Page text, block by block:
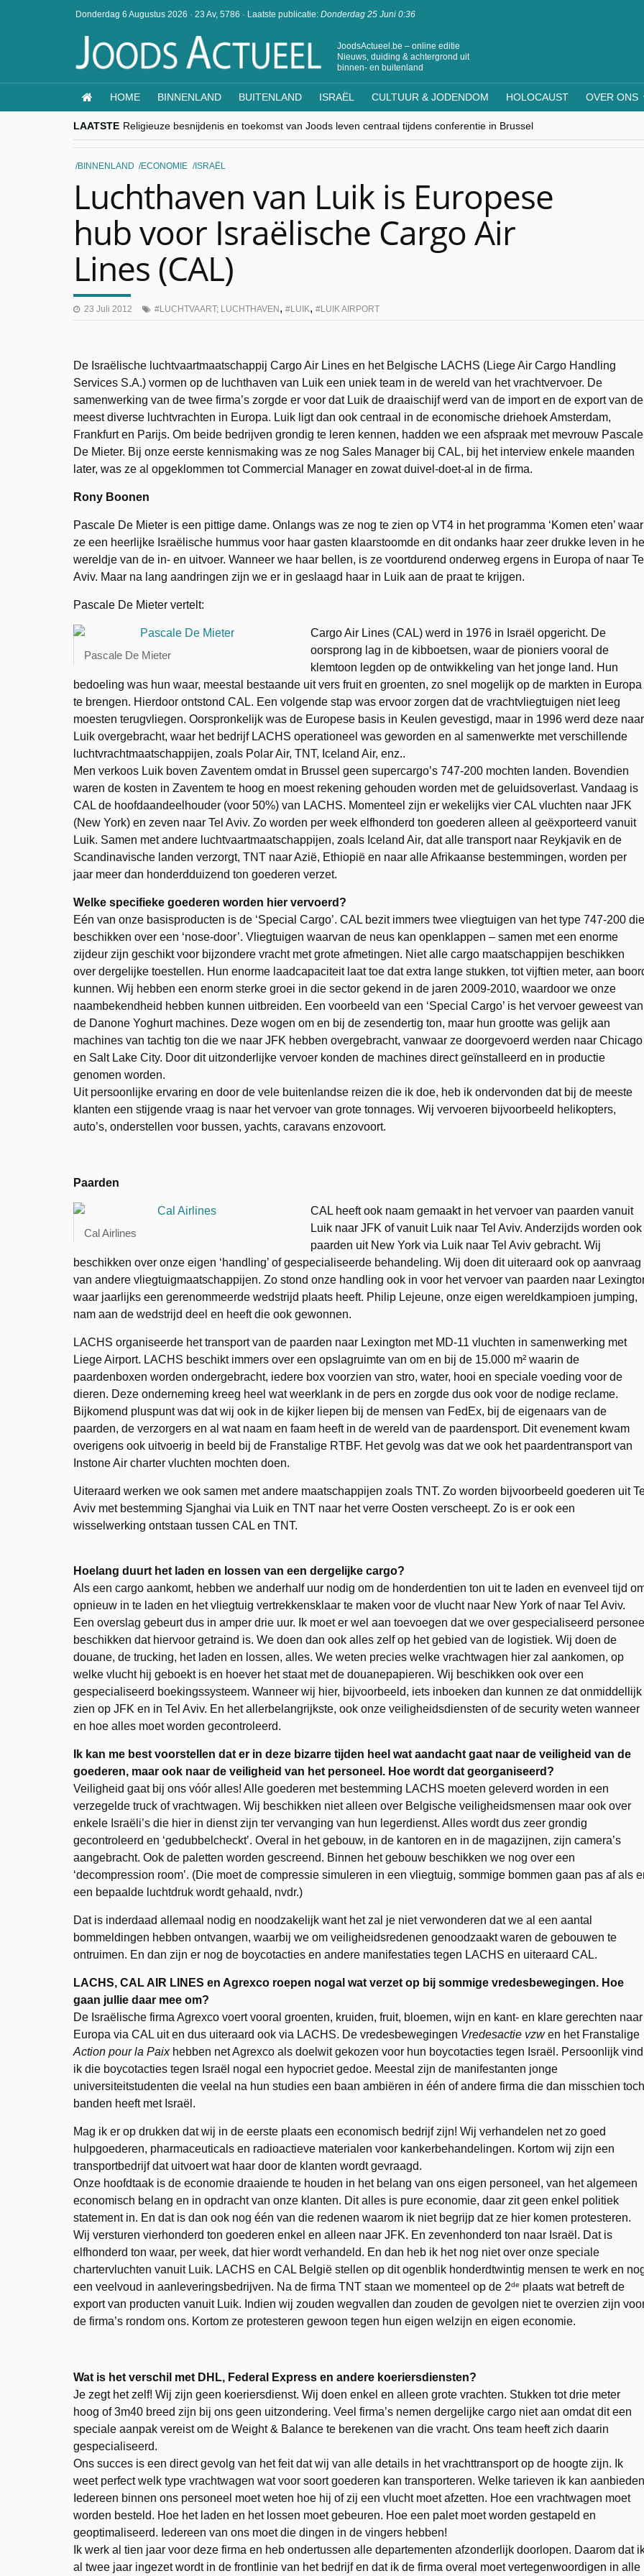
Donderdag 6 Augustus 2026 · 23 Av, 5786 · Laatste publicatie: Donderdag 25 Juni 0:36
JoodsActueel.be – online editie
Nieuws, duiding & achtergrond uit
binnen- en buitenland
HOME BINNENLAND BUITENLAND ISRAËL CULTUUR & JODENDOM HOLOCAUST OVER ONS
LAATSTE Religieuze besnijdenis en toekomst van Joods leven centraal tijdens conferentie in Brussel
“Besnijdenisdebat toont hoe moeilijk seculiere Westen minderheden begrijpt”, Jinnih Beels (Vooruit)
CITYTRIP | ROEMENIË – Boekarest: de verrassing van Oost-Europa
“Vandaag zit elke Jood in België op de beklaagdenbank”
BINNENLAND ECONOMIE ISRAËL
Luchthaven van Luik is Europese
hub voor Israëlische Cargo Air
Lines (CAL)
23 Juli 2012 LUCHTVAART; LUCHTHAVEN, LUIK, LUIK AIRPORT
De Israëlische luchtvaartmaatschappij Cargo Air Lines en het Belgische LACHS (Liege Air Cargo Handling
Services S.A.) vormen op de luchthaven van Luik een uniek team in de wereld van het vrachtvervoer. De
samenwerking van de twee firma’s zorgde er voor dat Luik de draaischijf werd van de import en de export van de
meest diverse luchtvrachten in Europa. Luik ligt dan ook centraal in de economische driehoek Amsterdam,
Frankfurt en Parijs. Om beide bedrijven grondig te leren kennen, hadden we een afspraak met mevrouw Pascale
De Mieter. Bij onze eerste kennismaking was ze nog Sales Manager bij CAL, bij het interview enkele maanden
later, was ze al opgeklommen tot Commercial Manager en zowat duivel-doet-al in de firma.
Rony Boonen
Pascale De Mieter is een pittige dame. Onlangs was ze nog te zien op VT4 in het programma ‘Komen eten’ waar
ze een heerlijke Israëlische hummus voor haar gasten klaarstoomde en dit ondanks haar zeer drukke leven in
wereldje van de in- en uitvoer. Wanneer we haar bellen, is ze voortdurend onderweg ergens in Europa of naar
Aviv. Maar na lang aandringen zijn we er in geslaagd haar in Luik aan de praat te krijgen.
Pascale De Mieter vertelt:
Pascale De Mieter
Cargo Air Lines (CAL) werd in 1976 in Israël opgericht. De
oorsprong lag in de kibboetsen, waar de pioniers vooral de
klemtoon legden op de ontwikkeling van het jonge land. Hun
bedoeling was hun waar, meestal bestaande uit vers fruit en groenten, zo snel mogelijk op de markten in Europa
te brengen. Hierdoor ontstond CAL. Een volgende stap was ervoor zorgen dat de vrachtvliegtuigen niet leeg
moesten terugvliegen. Oorspronkelijk was de Europese basis in Keulen gevestigd, maar in 1996 werd deze naar
Luik overgebracht, waar het bedrijf LACHS operationeel was geworden en al samenwerkte met verschillende
luchtvrachtmaatschappijen, zoals Polar Air, TNT, Iceland Air, enz..
Men verkoos Luik boven Zaventem omdat in Brussel geen supercargo’s 747-200 mochten landen. Bovendien
waren de kosten in Zaventem te hoog en moest rekening gehouden worden met de geluidsoverlast. Vandaag is
CAL de hoofdaandeelhouder (voor 50%) van LACHS. Momenteel zijn er wekelijks vier CAL vluchten naar JFK
(New York) en zeven naar Tel Aviv. Zo worden per week elfhonderd ton goederen alleen al geëxporteerd vanuit
Luik. Samen met andere luchtvaartmaatschappijen, zoals Iceland Air, dat alle transport naar Reykjavik en de
Scandinavische landen verzorgt, TNT naar Azië, Ethiopië en naar alle Afrikaanse bestemmingen, worden per
jaar meer dan honderdduizend ton goederen verzet.
Welke specifieke goederen worden hier vervoerd?
Eén van onze basisproducten is de ‘Special Cargo’. CAL bezit immers twee vliegtuigen van het type 747-200 die
beschikken over een ‘nose-door’. Vliegtuigen waarvan de neus kan openklappen – samen met een enorme
zijdeur zijn geschikt voor bijzondere vracht met grote afmetingen. Niet alle cargo maatschappijen beschikken
over dergelijke toestellen. Hun enorme laadcapaciteit laat toe dat extra lange stukken, tot vijftien meter, aan
kunnen. Wij hebben een enorm sterke groei in die sector gekend in de jaren 2009-2010, waardoor we onze
naambekendheid hebben kunnen uitbreiden. Een voorbeeld van een ‘Special Cargo’ is het vervoer geweest van
de Danone Yoghurt machines. Deze wogen om en bij de zesendertig ton, maar hun grootte was gelijk aan
machines van tachtig ton die we naar JFK hebben overgebracht, vanwaar ze doorgevoerd werden naar Chicago
en Salt Lake City. Door dit uitzonderlijke vervoer konden de machines direct geïnstalleerd en in productie
genomen worden.
Uit persoonlijke ervaring en door de vele buitenlandse reizen die ik doe, heb ik ondervonden dat bij de meeste
klanten een stijgende vraag is naar het vervoer van grote tonnages. Wij vervoeren bijvoorbeeld helikopters,
auto’s, onderstellen voor bussen, yachts, caravans enzovoort.
Paarden
Cal Airlines
CAL heeft ook naam gemaakt in het vervoer van paarden vanuit
Luik naar JFK of vanuit Luik naar Tel Aviv. Anderzijds worden ook
paarden uit New York via Luik naar Tel Aviv gebracht. Wij
beschikken over onze eigen ‘handling’ of gespecialiseerde behandeling. Wij doen dit uiteraard ook op aanvraag
van andere vliegtuigmaatschappijen. Zo stond onze handling ook in voor het vervoer van paarden naar
waar jaarlijks een gerenommeerde wedstrijd plaats heeft. Philip Lejeune, onze eigen wereldkampioen jumping,
nam aan de wedstrijd deel en heeft die ook gewonnen.
LACHS organiseerde het transport van de paarden naar Lexington met MD-11 vluchten in samenwerking met
Liege Airport. LACHS beschikt immers over een opslagruimte van om en bij de 15.000 m² waarin de
paardenboxen worden ondergebracht, iedere box voorzien van stro, water, hooi en speciale voeding voor de
dieren. Deze onderneming kreeg heel wat weerklank in de pers en zorgde dus ook voor de nodige reclame.
Bijkomend pluspunt was dat wij ook in de kijker liepen bij de mensen van FedEx, bij de eigenaars van de
paarden, de verzorgers en al wat naam en faam heeft in de wereld van de paardensport. Dit evenement kwam
overigens ook uitvoerig in beeld bij de Franstalige RTBF. Het gevolg was dat we ook het paardentransport van
Instone Air charter vluchten mochten doen.
Uiteraard werken we ook samen met andere maatschappijen zoals TNT. Zo worden bijvoorbeeld goederen uit
Aviv met bestemming Sjanghai via Luik en TNT naar het verre Oosten verscheept. Zo is er ook een
wisselwerking ontstaan tussen CAL en TNT.
Hoelang duurt het laden en lossen van een dergelijke cargo?
Als een cargo aankomt, hebben we anderhalf uur nodig om de honderdentien ton uit te laden en evenveel tijd
opnieuw in te laden en het vliegtuig vertrekkensklaar te maken voor de vlucht naar New York of naar Tel Aviv.
Een overslag gebeurt dus in amper drie uur. Ik moet er wel aan toevoegen dat we over gespecialiseerd
beschikken dat hiervoor getraind is. We doen dan ook alles zelf op het gebied van de logistiek. Wij doen de
douane, de trucking, het laden en lossen, alles. We weten precies welke vrachtwagen hier zal aankomen, op
welke vlucht hij geboekt is en hoever het staat met de douanepapieren. Wij beschikken ook over een
gespecialiseerd boekingssysteem. Wanneer wij hier, bijvoorbeeld, iets inboeken dan kunnen ze dat onmiddellijk
zien op JFK en in Tel Aviv. En het allerbelangrijkste, ook onze veiligheidsdiensten of de security weten wanneer
en hoe alles moet worden gecontroleerd.
Ik kan me best voorstellen dat er in deze bizarre tijden heel wat aandacht gaat naar de veiligheid van de
goederen, maar ook naar de veiligheid van het personeel. Hoe wordt dat georganiseerd?
Veiligheid gaat bij ons vóór alles! Alle goederen met bestemming LACHS moeten geleverd worden in een
verzegelde truck of vrachtwagen. Wij beschikken niet alleen over Belgische veiligheidsmensen maar ook over
enkele Israëli’s die hier in dienst zijn ter vervanging van hun legerdienst. Alles wordt dus zeer grondig
gecontroleerd en ‘gedubbelcheckt’. Overal in het gebouw, in de kantoren en in de magazijnen, zijn camera’s
aangebracht. Ook de paletten worden gescreend. Binnen het gebouw beschikken we nog over een
‘decompression room’. (Die moet de compressie simuleren in een vliegtuig, sommige bommen gaan pas af als
een bepaalde luchtdruk wordt gehaald, nvdr.)
Dat is inderdaad allemaal nodig en noodzakelijk want het zal je niet verwonderen dat we al een aantal
bommeldingen hebben ontvangen, waarbij we om veiligheidsredenen genoodzaakt waren de gebouwen te
ontruimen. En dan zijn er nog de boycotacties en andere manifestaties tegen LACHS en uiteraard CAL.
LACHS, CAL AIR LINES en Agrexco roepen nogal wat verzet op bij sommige vredesbewegingen. Hoe
gaan jullie daar mee om?
De Israëlische firma Agrexco voert vooral groenten, kruiden, fruit, bloemen, wijn en kant- en klare gerechten naar
Europa via CAL uit en dus uiteraard ook via LACHS. De vredesbewegingen Vredesactie vzwen het Franstalige
Action pour la Paixhebben net Agrexco als doelwit gekozen voor hun boycotacties tegen Israël. Persoonlijk vind
ik die boycotacties tegen Israël nogal een hypocriet gedoe. Meestal zijn de manifestanten jonge
universiteitstudenten die veelal na hun studies een baan ambiëren in één of andere firma die dan misschien toch
banden heeft met Israël.
Mag ik er op drukken dat wij in de eerste plaats een economisch bedrijf zijn! Wij verhandelen net zo goed
hulpgoederen, pharmaceuticals en radioactieve materialen voor kankerbehandelingen. Kortom wij zijn een
transportbedrijf dat uitvoert wat haar door de klanten wordt gevraagd.
Onze hoofdtaak is de economie draaiende te houden in het belang van ons eigen personeel, van het algemeen
economisch belang en in opdracht van onze klanten. Dit alles is pure economie, daar zit geen enkel politiek
statement in. En dat is dan ook nog één van die redenen waarom ik niet begrijp dat ze hier komen protesteren.
Wij versturen vierhonderd ton goederen enkel en alleen naar JFK. En zevenhonderd ton naar Israël. Dat is
elfhonderd ton waar, per week, dat hier wordt verhandeld. En dan heb ik het nog niet over onze speciale
chartervluchten vanuit Luik. LACHS en CAL België stellen op dit ogenblik honderdtwintig mensen te werk en
een veelvoud in aanleveringsbedrijven. Na de firma TNT staan we momenteel op de 2de plaats wat betreft de
export van producten vanuit Luik. Indien wij zouden wegvallen dan zouden de gevolgen niet te overzien zijn
de firma’s rondom ons. Kortom ze protesteren gewoon tegen hun eigen welzijn en eigen economie.
Wat is het verschil met DHL, Federal Express en andere koeriersdiensten?
Je zegt het zelf! Wij zijn geen koeriersdienst. Wij doen enkel en alleen grote vrachten. Stukken tot drie meter
hoog of 3m40 breed zijn bij ons geen uitzondering. Veel firma’s nemen dergelijke cargo niet aan omdat dit een
speciale aanpak vereist om de Weight & Balance te berekenen van die vracht. Ons team heeft zich daarin
gespecialiseerd.
Ons succes is een direct gevolg van het feit dat wij van alle details in het vrachttransport op de hoogte zijn. Ik
weet perfect welk type vrachtwagen wat voor soort goederen kan transporteren. Welke tarieven ik kan
Iedereen binnen ons personeel moet weten hoe hij of zij een vlucht moet afzetten. Hoe een vrachtwagen moet
worden besteld. Hoe het laden en het lossen moet gebeuren. Hoe een palet moet worden gestapeld en
geoptimaliseerd. Iedereen van ons moet die dingen in de vingers hebben!
Ik werk al tien jaar voor deze firma en heb ondertussen alle departementen afzonderlijk doorlopen. Daarom dat
al twee jaar ingezet wordt in de frontlinie van het bedrijf en dat ik de firma overal moet vertegenwoordigen in alle